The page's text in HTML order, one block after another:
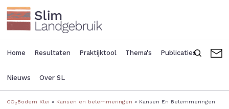
Overslaan
en
naar
de
inhoud
Main
navigation
Home Resultaten Praktijktool Thema's Publicaties
Nieuws Over SL
menu
Zoeken
CO2 Bodem Klei Kansen en belemmeringen Kansen En Belemmeringen